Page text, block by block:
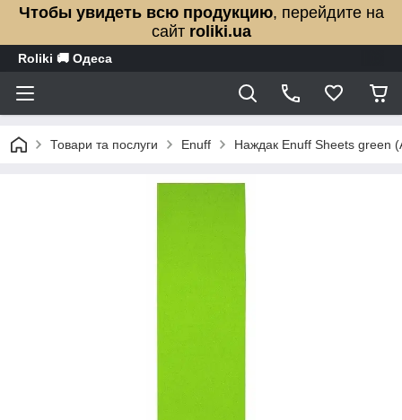
Чтобы увидеть всю продукцию, перейдите на
сайт roliki.ua
Roliki 🚚 Одеса
Товари та послуги Enuff Наждак Enuff Sheets green